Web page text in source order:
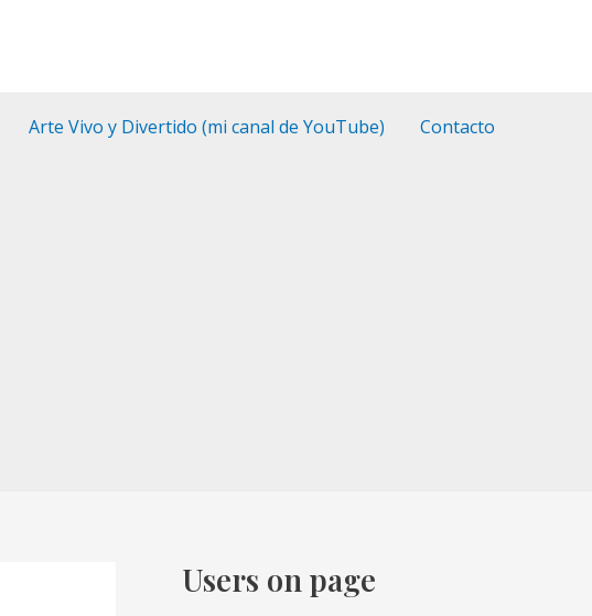
Arte Vivo y Divertido (mi canal de YouTube) Contacto
Users on page